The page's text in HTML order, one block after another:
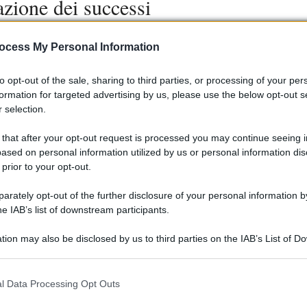
My Personal Information
opt-out of the sale, sharing to third parties, or processing of your
for targeted advertising by us, please use the below opt-out
selection.
that after your opt-out request is processed you may continue seeing
on personal information utilized by us or personal information
to your opt-out.
opt-out of the further disclosure of your personal information
IAB’s list of downstream participants.
may also be disclosed by us to third parties on the IAB’s List of
including but not limited to your visit or usage behaviour. You may
Data Processing Opt Outs
dei successi
ilCampioni in Festa, dove i piloti hanno sfilato in sella
tra il team e il suo pubblico. La celebrazione ha incluso
laPanigale V4 Márquez 2025 World Champion Replica,
con soli 293 esemplari prodotti.